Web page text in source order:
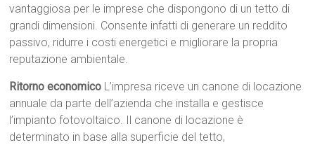
vantaggiosa per le imprese che dispongono di un tetto di
grandi dimensioni. Consente infatti di generare un reddito
passivo, ridurre i costi energetici e migliorare la propria
reputazione ambientale.
Ritorno economico L’impresa riceve un canone di locazione
annuale da parte dell’azienda che installa e gestisce
l’impianto fotovoltaico. Il canone di locazione è
determinato in base alla superficie del tetto,